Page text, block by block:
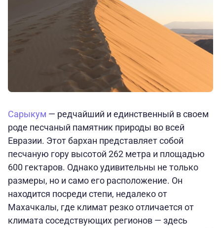
Сарыкум — редчайший и единственный в своем
роде песчаный памятник природы во всей
Евразии. Этот бархан представляет собой
песчаную гору высотой 262 метра и площадью
600 гектаров. Однако удивительны не только
размеры, но и само его расположение. Он
находится посреди степи, недалеко от
Махачкалы, где климат резко отличается от
климата соседствующих регионов — здесь